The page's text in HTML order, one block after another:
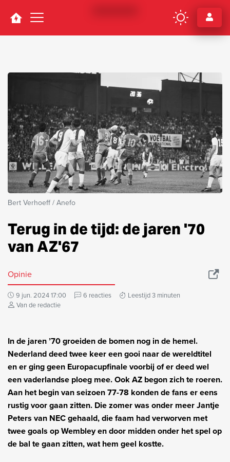
Navigation
Bert Verhoeff / Anefo
Terug in de tijd: de jaren '70
van AZ'67
Opinie
9 jun. 2024 17:00 6 reacties
Leestijd 3 minuten
Van de redactie
In de jaren ’70 groeiden de bomen nog in de hemel.
Nederland deed twee keer een gooi naar de wereldtitel
en er ging geen Europacupfinale voorbij of er deed wel
een vaderlandse ploeg mee. Ook AZ begon zich te roeren.
Aan het begin van seizoen 77-78 konden de fans er eens
rustig voor gaan zitten. Die zomer was onder meer Jantje
Peters van NEC gehaald, die faam had verworven met
twee goals op Wembley en door midden onder het spel op
de bal te gaan zitten, wat hem geel kostte.